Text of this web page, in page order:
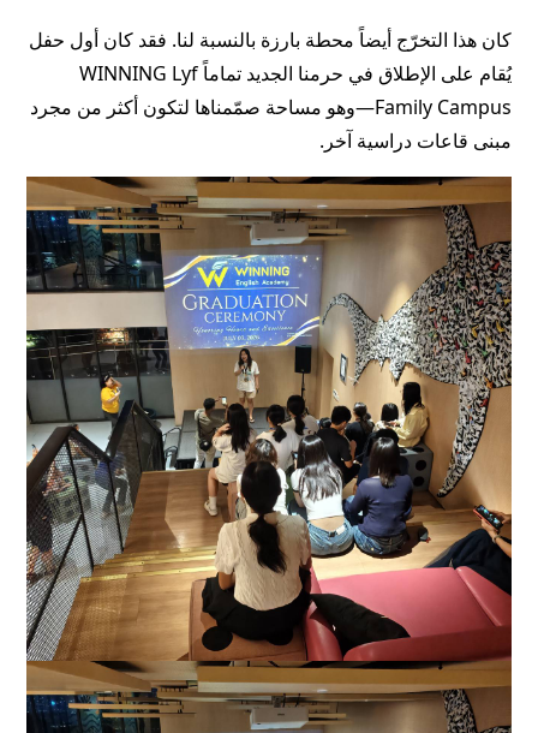
كان هذا التخرّج أيضاً محطة بارزة بالنسبة لنا. فقد كان أول حفل
يُقام على الإطلاق في حرمنا الجديد تماماً WINNING Lyf
Family Campus—وهو مساحة صمّمناها لتكون أكثر من مجرد
مبنى قاعات دراسية آخر.